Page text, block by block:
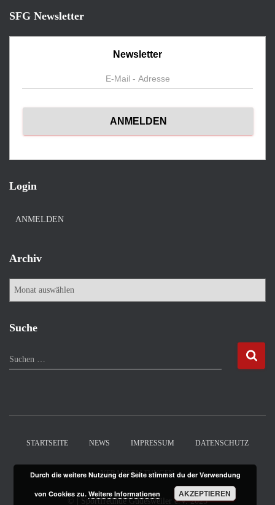
SFG Newsletter
Newsletter
Login
ANMELDEN
Archiv
A
h
Suche
S
u
Suchen …
STARTSEITE NEWS IMPRESSUM DATENSCHUTZ
VERANSTALTUNGEN
| Sportfreunde Güdesweiler e.V.2025
Durch die weitere Nutzung der Seite stimmst du der Verwendung
von Cookies zu. Weitere Informationen AKZEPTIEREN